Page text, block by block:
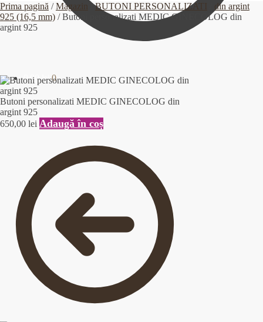
0,00lei 0
Prima pagină /Magazin /BUTONI PERSONALIZATI
din argint
925 (16,5 mm) /Butoni personalizati MEDIC GINECOLOG din
argint 925
Butoni personalizati MEDIC GINECOLOG din
argint 925
650,00 lei Adaugă în coș